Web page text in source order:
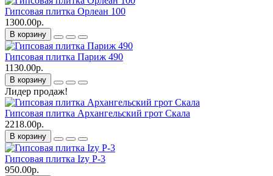
Гипсовая плитка Орлеан 100
1300.00р.
В корзину
Гипсовая плитка Париж 490
1130.00р.
В корзину
Лидер продаж!
Гипсовая плитка Архангельский грот Скала
2218.00р.
В корзину
Гипсовая плитка Izy P-3
950.00р.